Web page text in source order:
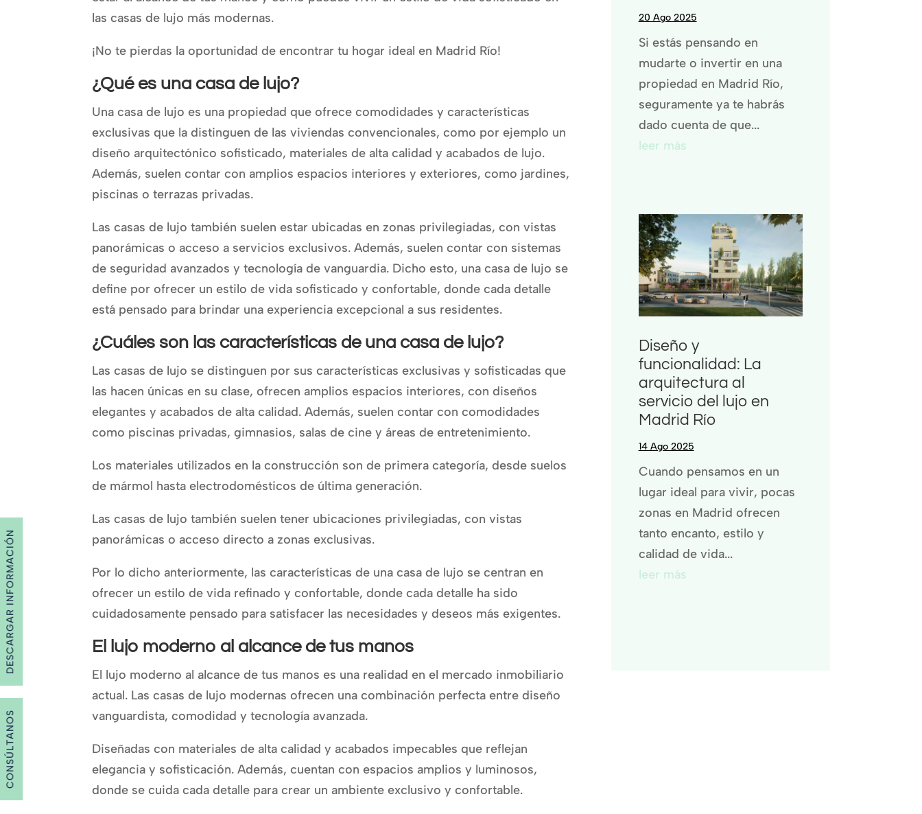
las casas de lujo más modernas.
¡No te pierdas la oportunidad de encontrar tu hogar ideal en Madrid Río!
¿Qué es una casa de lujo?
Una casa de lujo es una propiedad que ofrece comodidades y características
exclusivas que la distinguen de las viviendas convencionales, como por ejemplo un
diseño arquitectónico sofisticado, materiales de alta calidad y acabados de lujo.
Además, suelen contar con amplios espacios interiores y exteriores, como jardines,
piscinas o terrazas privadas.
Las casas de lujo también suelen estar ubicadas en zonas privilegiadas, con vistas
panorámicas o acceso a servicios exclusivos. Además, suelen contar con sistemas
de seguridad avanzados y tecnología de vanguardia. Dicho esto, una casa de lujo se
define por ofrecer un estilo de vida sofisticado y confortable, donde cada detalle
está pensado para brindar una experiencia excepcional a sus residentes.
¿Cuáles son las características de una casa de lujo?
Las casas de lujo se distinguen por sus características exclusivas y sofisticadas que
las hacen únicas en su clase, ofrecen amplios espacios interiores, con diseños
elegantes y acabados de alta calidad. Además, suelen contar con comodidades
como piscinas privadas, gimnasios, salas de cine y áreas de entretenimiento.
Los materiales utilizados en la construcción son de primera categoría, desde suelos
de mármol hasta electrodomésticos de última generación.
Las casas de lujo también suelen tener ubicaciones privilegiadas, con vistas
panorámicas o acceso directo a zonas exclusivas.
Por lo dicho anteriormente, las características de una casa de lujo se centran en
ofrecer un estilo de vida refinado y confortable, donde cada detalle ha sido
cuidadosamente pensado para satisfacer las necesidades y deseos más exigentes.
El lujo moderno al alcance de tus manos
El lujo moderno al alcance de tus manos es una realidad en el mercado inmobiliario
actual. Las casas de lujo modernas ofrecen una combinación perfecta entre diseño
vanguardista, comodidad y tecnología avanzada.
Diseñadas con materiales de alta calidad y acabados impecables que reflejan
elegancia y sofisticación. Además, cuentan con espacios amplios y luminosos,
donde se cuida cada detalle para crear un ambiente exclusivo y confortable.
20 Ago 2025
Si estás pensando en
mudarte o invertir en una
propiedad en Madrid Río,
seguramente ya te habrás
dado cuenta de que...
leer más
Diseño y
funcionalidad: La
arquitectura al
servicio del lujo en
Madrid Río
14 Ago 2025
Cuando pensamos en un
lugar ideal para vivir, pocas
zonas en Madrid ofrecen
tanto encanto, estilo y
calidad de vida...
leer más
CONSÚLTANOS
DESCARGAR INFORMACIÓN